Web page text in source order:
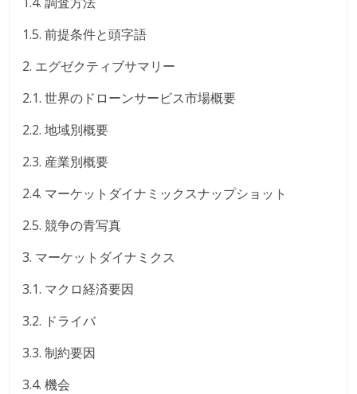
1.5. 前提条件と頭字語
2. エグゼクティブサマリー
2.1. 世界のドローンサービス市場概要
2.2. 地域別概要
2.3. 産業別概要
2.4. マーケットダイナミックスナップショット
2.5. 競争の青写真
3. マーケットダイナミクス
3.1. マクロ経済要因
3.2. ドライバ
3.3. 制約要因
3.4. 機会